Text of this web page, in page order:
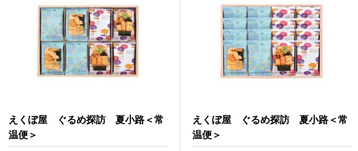
えくぼ屋 ぐるめ探訪 夏小路＜常
温便＞
えくぼ屋 ぐるめ探訪 夏小路＜常
温便＞